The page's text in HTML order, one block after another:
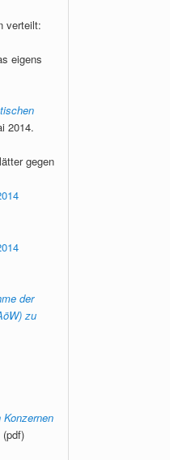
verteilt:
eigens
2014.
gegen
der
zu
(pdf)